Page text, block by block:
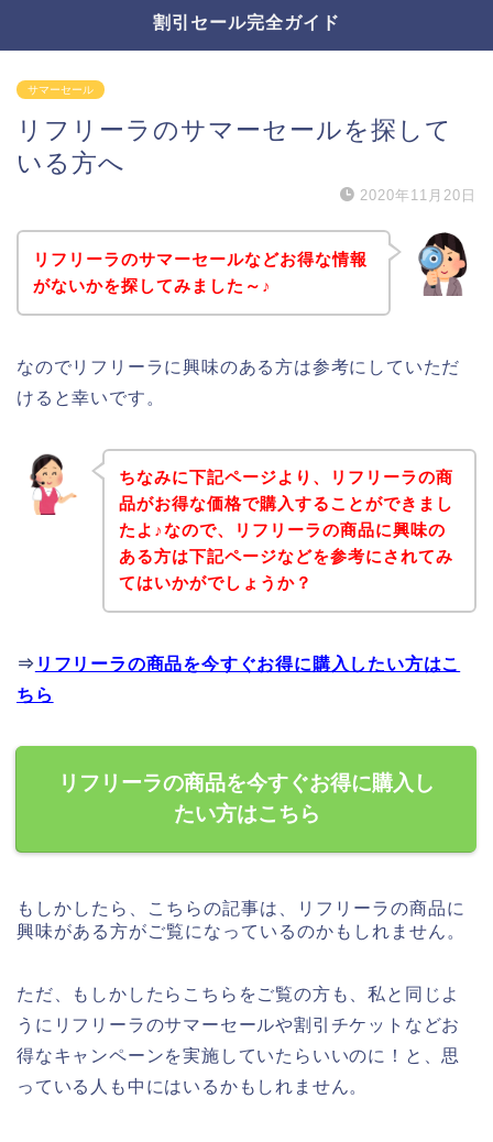
割引セール完全ガイド
サマーセール
リフリーラのサマーセールを探して
いる方へ
2020年11月20日
リフリーラのサマーセールなどお得な情報
がないかを探してみました～♪
なのでリフリーラに興味のある方は参考にしていただ
けると幸いです。
ちなみに下記ページより、リフリーラの商
品がお得な価格で購入することができまし
たよ♪なので、リフリーラの商品に興味の
ある方は下記ページなどを参考にされてみ
てはいかがでしょうか？
⇒ リフリーラの商品を今すぐお得に購入したい方はこ
ちら
リフリーラの商品を今すぐお得に購入し
たい方はこちら
もしかしたら、こちらの記事は、リフリーラの商品に
興味がある方がご覧になっているのかもしれません。
ただ、もしかしたらこちらをご覧の方も、私と同じよ
うにリフリーラのサマーセールや割引チケットなどお
得なキャンペーンを実施していたらいいのに！と、思
っている人も中にはいるかもしれません。